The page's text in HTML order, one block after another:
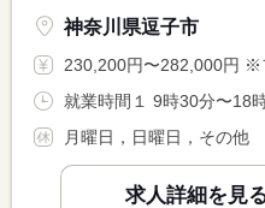
神奈川県逗子市
230,200円〜282,000円 ※フルタイム求人の場合は月額
就業時間１ 9時30分〜18
月曜日，日曜日，その他
求人詳細を見